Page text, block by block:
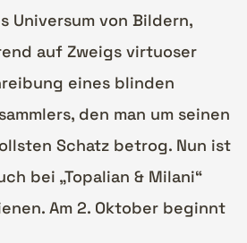
Universum von Bildern,
auf Zweigs virtuoser
eines blinden
den man um seinen
Schatz betrog. Nun ist
bei „Topalian & Milani“
Am 2. Oktober beginnt